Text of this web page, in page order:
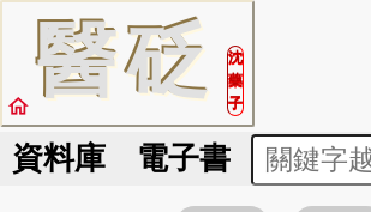
醫砭
沈
藥
子
home
資料庫 電子書